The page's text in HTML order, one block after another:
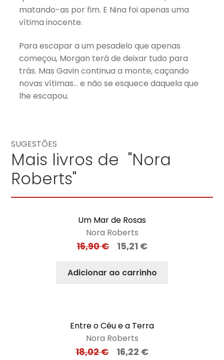
matando-as por fim. E Nina foi apenas uma
vítima inocente.
Para escapar a um pesadelo que apenas
começou, Morgan terá de deixar tudo para
trás. Mas Gavin continua a monte, caçando
novas vítimas… e não se esquece daquela que
lhe escapou.
SUGESTÕES
Mais livros de "Nora
Roberts"
Um Mar de Rosas
Nora Roberts
16,90€ 15,21 €
Adicionar ao carrinho
Entre o Céu e a Terra
Nora Roberts
18,02€ 16,22 €